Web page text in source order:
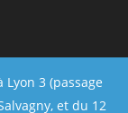
3 (passage
et du 12